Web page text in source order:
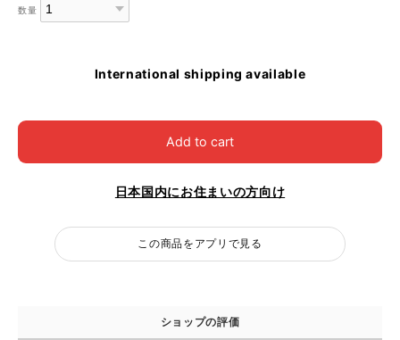
数量
International shipping available
Add to cart
日本国内にお住まいの方向け
この商品をアプリで見る
ショップの評価